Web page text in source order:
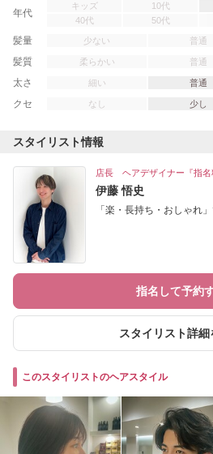
年代
キッズ 10代
40代
50代
髪量 少ない 普通
髪質 柔らかい 普通
太さ 細い 普通
クセ なし 少し
スタイリスト情報
店長 ヘアデザイナー『指名
伊藤 悟史
「楽・長持ち・おしゃれ
指名して予約
スタイリスト詳細
このスタイリストのヘアスタイル